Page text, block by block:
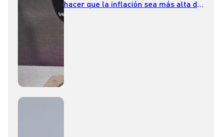
hacer que la inflación sea más alta de